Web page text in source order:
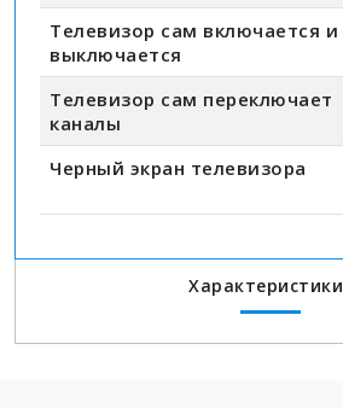
Телевизор сам включается и
выключается
Телевизор сам переключает
каналы
Черный экран телевизора
Характеристики